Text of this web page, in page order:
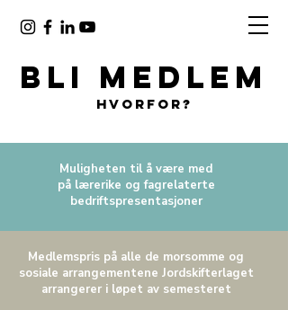
Bli medlem
Hvorfor?
Muligheten til å være med
på lærerike og fagrelaterte
bedriftspresentasjoner
Medlemspris på alle de morsomme og
sosiale arrangementene Jordskifterlaget
arrangerer i løpet av semesteret